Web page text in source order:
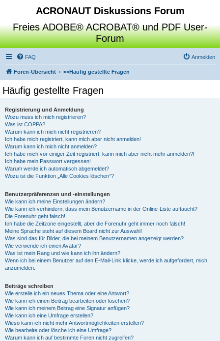
ACRONAUT Diskussions Forum
Freies ADOBE® ACROBAT® und PDF User-
Forum
FAQ Anmelden
Foren-Übersicht <>Häufig gestellte Fragen
Häufig gestellte Fragen
Registrierung und Anmeldung
Wozu muss ich mich registrieren?
Was ist COPPA?
Warum kann ich mich nicht registrieren?
Ich habe mich registriert, kann mich aber nicht anmelden!
Warum kann ich mich nicht anmelden?
Ich habe mich vor einiger Zeit registriert, kann mich aber nicht mehr anmelden?!
Ich habe mein Passwort vergessen!
Warum werde ich automatisch abgemeldet?
Wozu ist die Funktion „Alle Cookies löschen“?
Benutzerpräferenzen und -einstellungen
Wie kann ich meine Einstellungen ändern?
Wie kann ich verhindern, dass mein Benutzername in der Online-Liste auftaucht?
Die Forenuhr geht falsch!
Ich habe die Zeitzone eingestellt, aber die Forenuhr geht immer noch falsch!
Meine Sprache steht auf diesem Board nicht zur Auswahl!
Was sind das für Bilder, die bei meinem Benutzernamen angezeigt werden?
Wie verwende ich einen Avatar?
Was ist mein Rang und wie kann ich ihn ändern?
Wenn ich bei einem Benutzer auf den E-Mail-Link klicke, werde ich aufgefordert, mich
anzumelden.
Beiträge schreiben
Wie erstelle ich ein neues Thema oder eine Antwort?
Wie kann ich einen Beitrag bearbeiten oder löschen?
Wie kann ich meinem Beitrag eine Signatur anfügen?
Wie kann ich eine Umfrage erstellen?
Wieso kann ich nicht mehr Antwortmöglichkeiten erstellen?
Wie bearbeite oder lösche ich eine Umfrage?
Warum kann ich auf bestimmte Foren nicht zugreifen?